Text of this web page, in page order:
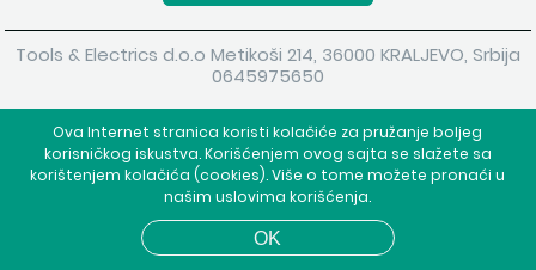
Ova Internet stranica koristi kolačiće za pružanje boljeg
korisničkog iskustva. Korišćenjem ovog sajta se slažete sa
korištenjem kolačića (cookies). Više o tome možete pronaći u
našim uslovima korišćenja.
Tools & Electrics d.o.o Metikoši 214, 36000 KRALJEVO, Srbija
0645975650
Powered byshopen.com